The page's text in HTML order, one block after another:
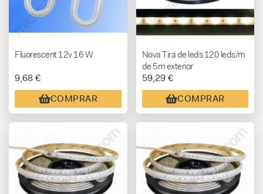
Fluorescent 12v 16 W
9,68 €
COMPRAR
Nova Tira de leds 120 leds/m
de 5m exterior
59,29 €
COMPRAR